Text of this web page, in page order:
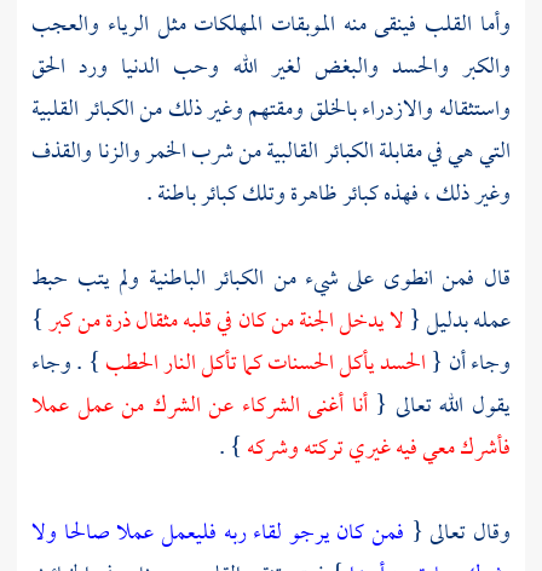
وأما القلب فينقى منه الموبقات المهلكات مثل الرياء والعجب
والكبر والحسد والبغض لغير الله وحب الدنيا ورد الحق
واستثقاله والازدراء بالخلق ومقتهم وغير ذلك من الكبائر القلبية
التي هي في مقابلة الكبائر القالبية من شرب الخمر والزنا والقذف
وغير ذلك ، فهذه كبائر ظاهرة وتلك كبائر باطنة .
قال فمن انطوى على شيء من الكبائر الباطنية ولم يتب حبط
عمله بدليل {لا يدخل الجنة من كان في قلبه مثقال ذرة من كبر}
وجاء أن {الحسد يأكل الحسنات كما تأكل النار الحطب} . وجاء
يقول الله تعالى {أنا أغنى الشركاء عن الشرك من عمل عملا
فأشرك معي فيه غيري تركته وشركه} .
وقال تعالى { فمن كان يرجو لقاء ربه فليعمل عملا صالحا ولا